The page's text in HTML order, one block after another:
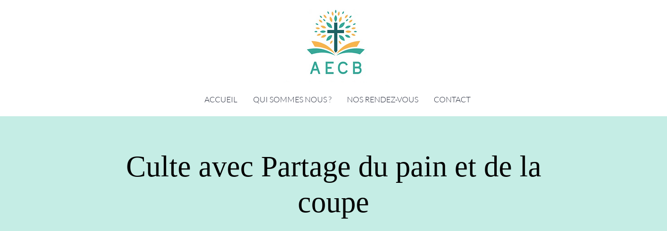
ACCUEIL QUI SOMMES NOUS ? NOS RENDEZ-VOUS CONTACT
Culte avec Partage du pain et de la
coupe